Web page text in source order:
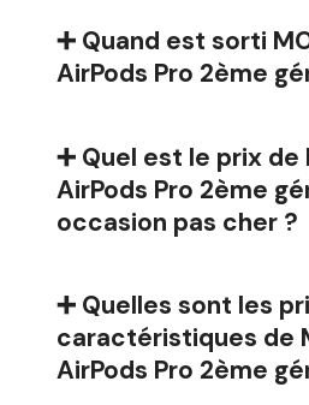
➕ Quand est sorti
AirPods Pro 2ème
➕ Quel est le prix de
AirPods Pro 2ème
occasion pas cher ?
➕ Quelles sont les
caractéristiques de
AirPods Pro 2ème